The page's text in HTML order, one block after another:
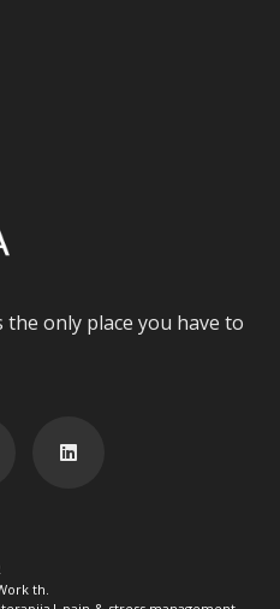
the only place you have to
th.